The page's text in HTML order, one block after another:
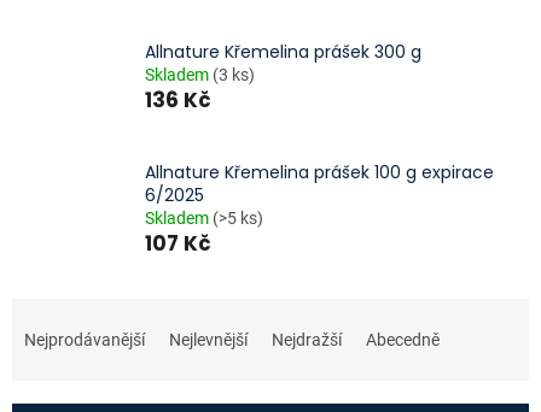
Allnature Křemelina prášek 300 g
Skladem (3 ks)
136 Kč
Allnature Křemelina prášek 100 g expirace
6/2025
Skladem (>5 ks)
107 Kč
aNejprodávanější Nejlevnější Nejdražší Abecedně